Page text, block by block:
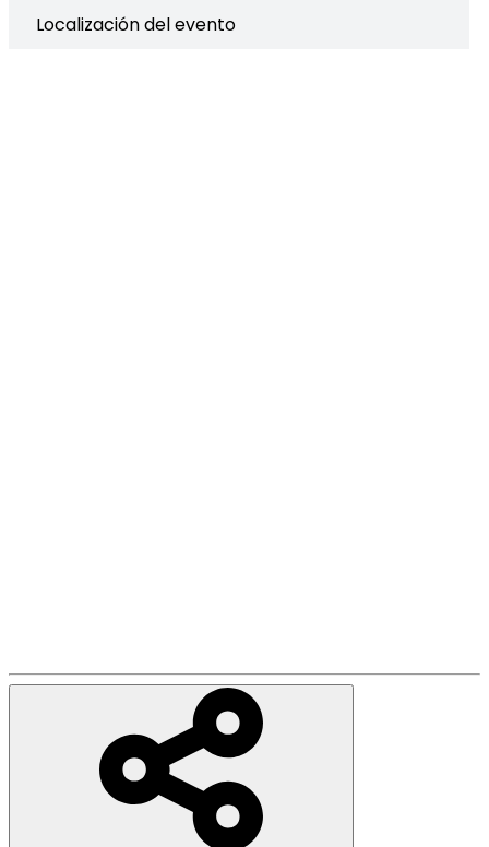
Localización del evento